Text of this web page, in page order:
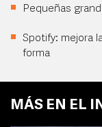
Pequeñas
Spotify: mejora
forma
MÁS EN EL